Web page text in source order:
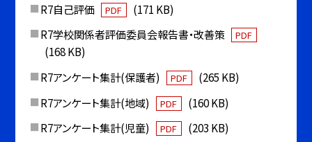
R7自己評価
PDF
(171 KB)
R7学校関係者評価委員会報告書・改善策
PDF
(168 KB)
R7アンケート集計(保護者)
PDF
(265 KB)
R7アンケート集計(地域)
PDF
(160 KB)
R7アンケート集計(児童)
PDF
(203 KB)